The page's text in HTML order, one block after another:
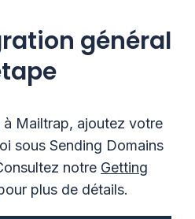
général
à Mailtrap, ajoutez votre
sous Sending Domains
notre Getting
plus de détails.